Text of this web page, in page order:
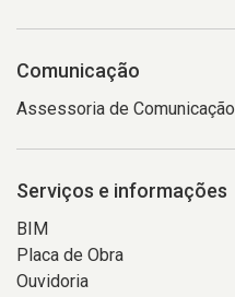
Comunicação
Assessoria de Comunicação
Serviços e informações
BIM
Placa de Obra
Ouvidoria